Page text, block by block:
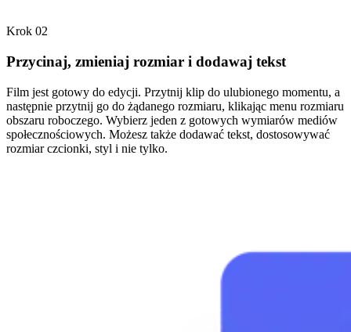
Krok 02
Przycinaj, zmieniaj rozmiar i dodawaj tekst
Film jest gotowy do edycji. Przytnij klip do ulubionego momentu, a
następnie przytnij go do żądanego rozmiaru, klikając menu rozmiaru
obszaru roboczego. Wybierz jeden z gotowych wymiarów mediów
społecznościowych. Możesz także dodawać tekst, dostosowywać
rozmiar czcionki, styl i nie tylko.